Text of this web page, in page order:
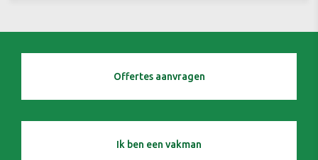
Offertes aanvragen
Ik ben een vakman